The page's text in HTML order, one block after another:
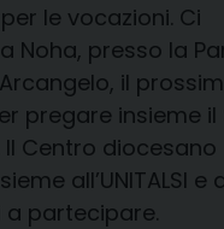
le vocazioni. Ci
Noha, presso la
il
pregare insieme il
Il Centro diocesano
all’UNITALSI e
partecipare.